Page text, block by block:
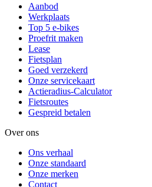
Aanbod
Werkplaats
Top 5 e-bikes
Proefrit maken
Lease
Fietsplan
Goed verzekerd
Onze servicekaart
Actieradius-Calculator
Fietsroutes
Gespreid betalen
Over ons
Ons verhaal
Onze standaard
Onze merken
Contact